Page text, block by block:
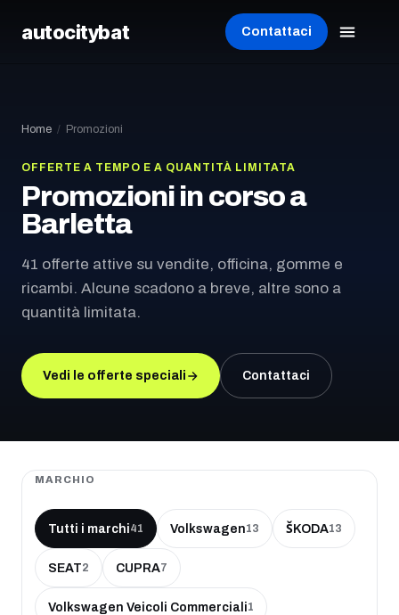
autocitybat Contattaci
Home / Promozioni
OFFERTE A TEMPO E A QUANTITÀ LIMITATA
Promozioni in corsoa
Barletta
41 offerte attive su vendite, officina, gomme e
ricambi. Alcune scadono a breve, altre sono a
quantità limitata.
Vedi le offerte speciali Contattaci
MARCHIO
Tutti i marchi41 Volkswagen13 ŠKODA13
SEAT2 CUPRA7
Volkswagen Veicoli Commerciali1